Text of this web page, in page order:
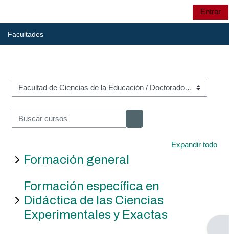
Selector de
UTP
CRIE
Cursos:
Entrar
Facultades
Categorías
Buscar cursos
Expandir todo
Formación general
Formación específica en
Didáctica de las Ciencias
Experimentales y Exactas